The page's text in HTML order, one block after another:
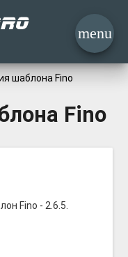
menu
шаблона Fino
Fino
Fino - 2.6.5.